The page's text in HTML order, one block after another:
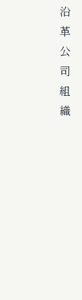
沿
革
公
司
組
織